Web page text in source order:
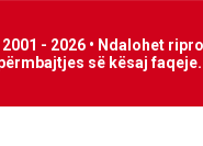
- 2026 • Ndalohet
së kësaj faqeje.